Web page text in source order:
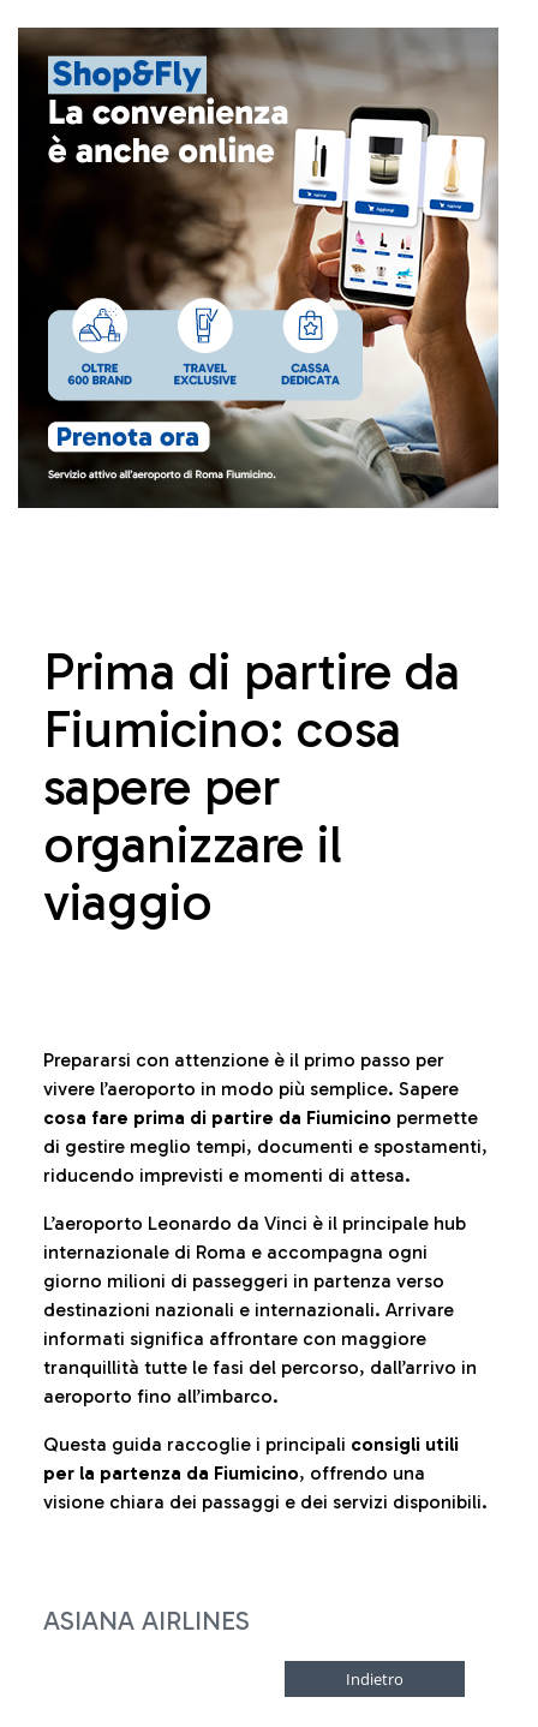
Prima di partire da
Fiumicino: cosa
sapere per
organizzare il
viaggio
Prepararsi con attenzione è il primo passo per
vivere l’aeroporto in modo più semplice. Sapere
cosa fare prima di partire da Fiumicino permette
di gestire meglio tempi, documenti e spostamenti,
riducendo imprevisti e momenti di attesa.
L’aeroporto Leonardo da Vinci è il principale hub
internazionale di Roma e accompagna ogni
giorno milioni di passeggeri in partenza verso
destinazioni nazionali e internazionali. Arrivare
informati significa affrontare con maggiore
tranquillità tutte le fasi del percorso, dall’arrivo in
aeroporto fino all’imbarco.
Questa guida raccoglie i principali consigli utili
per la partenza da Fiumicino, offrendo una
visione chiara dei passaggi e dei servizi disponibili.
ASIANA AIRLINES